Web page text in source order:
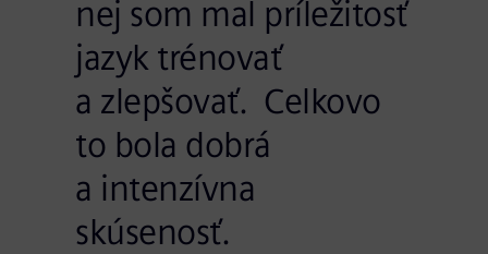
nej som mal príležitosť
jazyk trénovať
a zlepšovať. Celkovo
to bola dobrá
a intenzívna
skúsenosť.